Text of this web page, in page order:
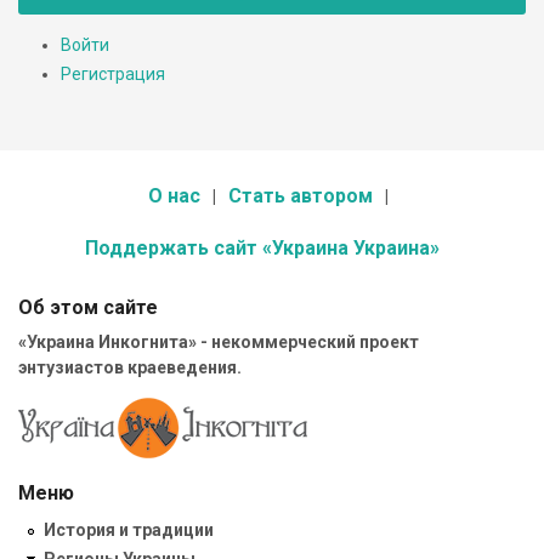
Войти
Регистрация
О нас Стать автором
Поддержать сайт «Украина Украина»
Об этом сайте
«Украина Инкогнита» - некоммерческий проект
энтузиастов краеведения.
Меню
История и традиции